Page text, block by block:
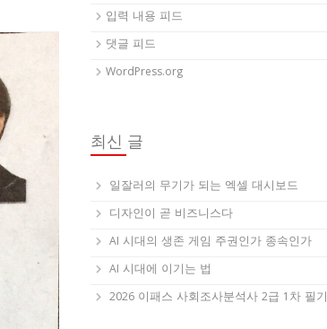
입력 내용 피드
댓글 피드
WordPress.org
최신 글
일잘러의 무기가 되는 엑셀 대시보드
디자인이 곧 비즈니스다
AI 시대의 생존 게임 주권인가 종속인가
AI 시대에 이기는 법
2026 이패스 사회조사분석사 2급 1차 필기